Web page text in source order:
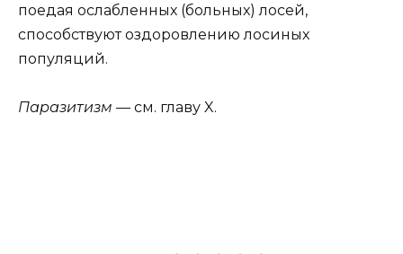
поедая ослабленных (больных) лосей,
способствуют оздоровлению лосиных
популяций.
Паразитизм — см. главу X.